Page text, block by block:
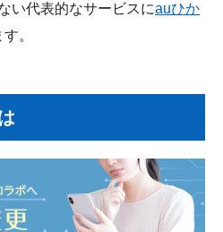
い代表的なサービスにauひか
。